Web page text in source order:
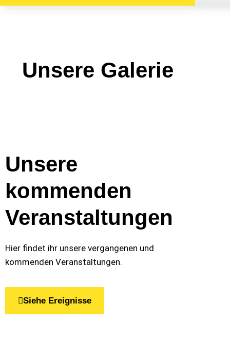
Unsere Galerie
Unsere
kommenden
Veranstaltungen
Hier findet ihr unsere vergangenen und
kommenden Veranstaltungen.
Siehe Ereignisse